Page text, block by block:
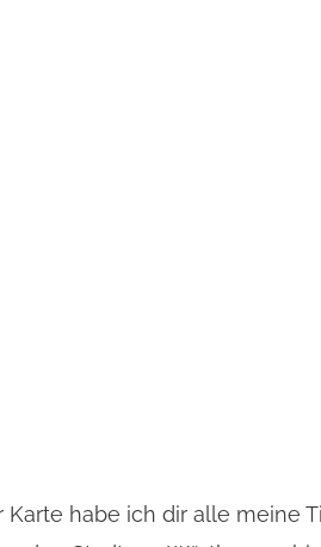
Karte habe ich dir alle meine